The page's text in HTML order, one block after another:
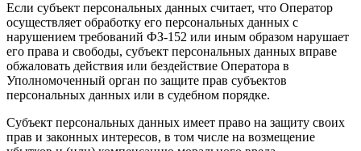
Если субъект персональных данных считает, что Оператор
осуществляет обработку его персональных данных с
нарушением требований ФЗ-152 или иным образом нарушает
его права и свободы, субъект персональных данных вправе
обжаловать действия или бездействие Оператора в
Уполномоченный орган по защите прав субъектов
персональных данных или в судебном порядке.
Субъект персональных данных имеет право на защиту своих
прав и законных интересов, в том числе на возмещение